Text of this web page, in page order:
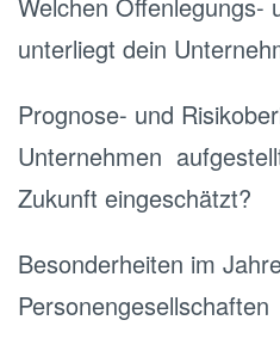
unterliegt dein
Prognose- und
Unternehmen
Zukunft eingeschätzt?
Besonderheiten im
Personengesellschaften